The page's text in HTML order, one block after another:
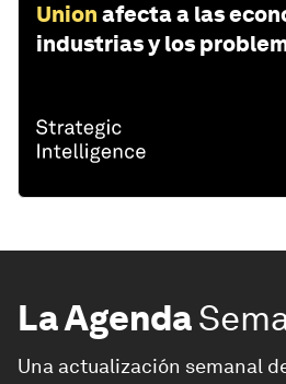
Union afecta a las
industrias y los
La Agenda
Una actualización semanal